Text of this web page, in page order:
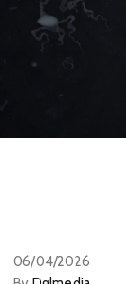
06/04/2026